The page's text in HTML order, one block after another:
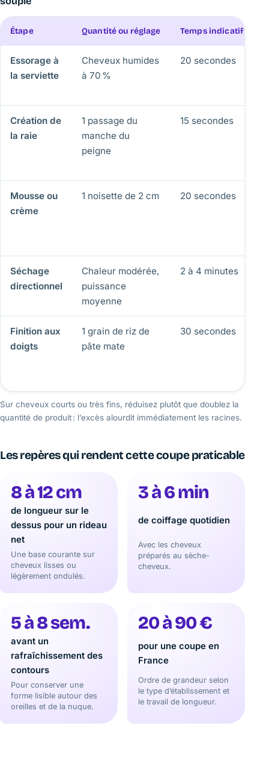
Étape Quantité ou réglage Temps indicatif
Essorage à
la serviette
Cheveux humides
à 70 %
20 secondes
Création de
la raie
1 passage du
manche du
peigne
15 secondes
Mousse ou
crème
1 noisette de 2 cm 20 secondes
Séchage
directionnel
Chaleur modérée,
puissance
moyenne
2 à 4 minutes
Finition aux
doigts
1 grain de riz de
pâte mate
30 secondes
Sur cheveux courts ou très fins, réduisez plutôt que doublez la
quantité de produit : l’excès alourdit immédiatement les racines.
Les repères qui rendent cette coupe praticable
8 à 12 cm
de longueur sur le
dessus pour un rideau
net
Une base courante sur
cheveux lisses ou
légèrement ondulés.
3 à 6 min
de coiffage quotidien
Avec les cheveux
préparés au sèche-
cheveux.
5 à 8 sem.
avant un
rafraîchissement des
contours
Pour conserver une
forme lisible autour des
oreilles et de la nuque.
20 à 90 €
pour une coupe en
France
Ordre de grandeur selon
le type d’établissement et
le travail de longueur.